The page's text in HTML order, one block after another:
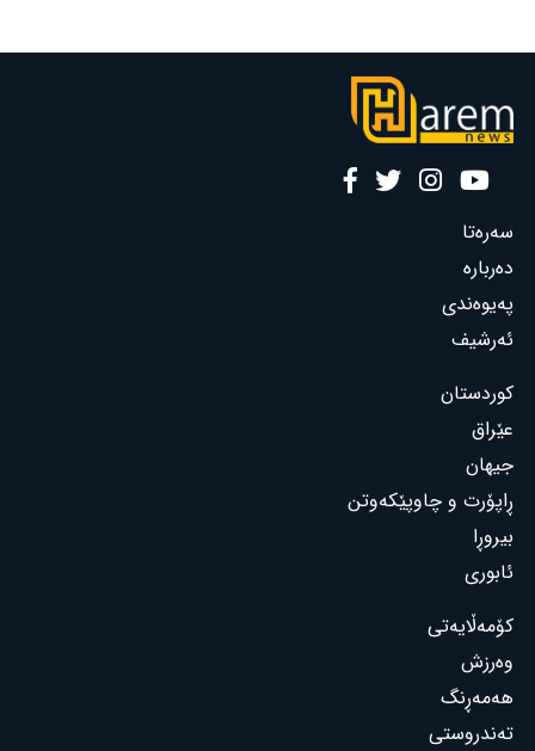
سەرەتا
دەربارە
پەیوەندی
ئەرشیف
کوردستان
عێراق
جیهان
ڕاپۆرت و چاوپێکەوتن
بیروڕا
ئابوری
کۆمەڵایەتی
وەرزش
هەمەڕنگ
تەندروستی